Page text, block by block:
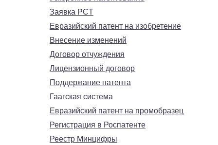
Заявка PCT
Евразийский патент на изобретение
Внесение изменений
Договор отчуждения
Лицензионный договор
Поддержание патента
Гаагская система
Евразийский патент на промобразец
Регистрация в Роспатенте
Реестр Минцифры